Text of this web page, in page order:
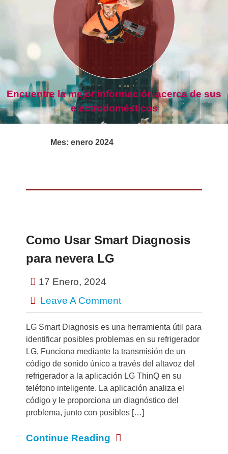
Encuentre la mejor información acerca de sus
electrodomésticos
Mes:enero 2024
Como Usar Smart Diagnosis
para nevera LG
17 Enero, 2024
Leave A Comment
LG Smart Diagnosis es una herramienta útil para
identificar posibles problemas en su refrigerador
LG, Funciona mediante la transmisión de un
código de sonido único a través del altavoz del
refrigerador a la aplicación LG ThinQ en su
teléfono inteligente. La aplicación analiza el
código y le proporciona un diagnóstico del
problema, junto con posibles […]
Continue Reading